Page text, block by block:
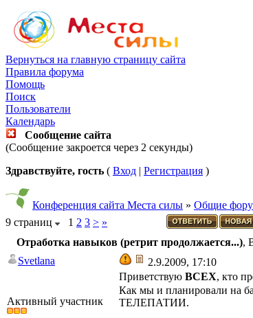
Вернуться на главную страницу сайта
Правила форума
Помощь
Поиск
Пользователи
Календарь
Сообщение сайта
(Сообщение закроется через 2 секунды)
Здравствуйте, гость ( Вход | Регистрация )
Конференция сайта Места силы » Общие
9 страниц
1 2 3 > »
Отработка навыков (ретрит продолжается...),
Svetlana
2.9.2009, 17:10
Активный участник
Приветствую ВСЕХ, кто
Как мы и планировали на
ТЕЛЕПАТИИ.